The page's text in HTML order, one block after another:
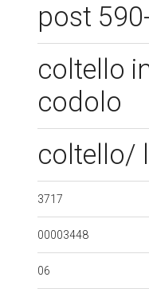
post
coltello
codolo
coltello/
3717
00003448
06